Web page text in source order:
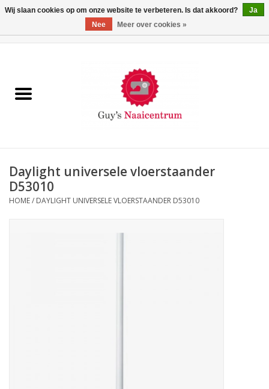
Machines
Paspoppen
Daylight universele vloerstaander
D53010
HOME/ DAYLIGHT UNIVERSELE VLOERSTAANDER D53010
Wij slaan cookies op om onze website te verbeteren. Is dat akkoord?
Ja
Nee
Meer over cookies »